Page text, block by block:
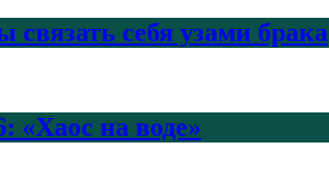
себя узами брака
«Хаос на воде»